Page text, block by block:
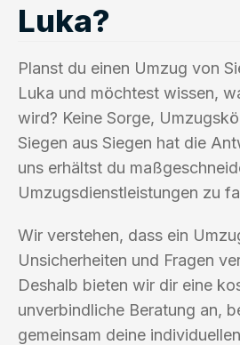
Luka?
Planst du einen Umzug von
Luka und möchtest wissen,
wird? Keine Sorge,
Siegen aus Siegen hat die
uns erhältst du
Umzugsdienstleistungen zu
Wir verstehen, dass ein
Unsicherheiten und Fragen
Deshalb bieten wir dir eine
unverbindliche Beratung an,
gemeinsam deine